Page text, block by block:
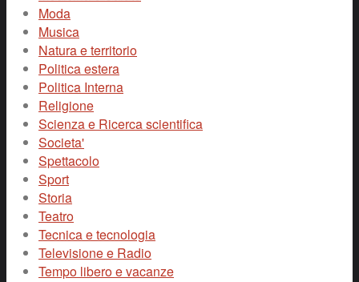
Moda
Musica
Natura e territorio
Politica estera
Politica Interna
Religione
Scienza e Ricerca scientifica
Societa'
Spettacolo
Sport
Storia
Teatro
Tecnica e tecnologia
Televisione e Radio
Tempo libero e vacanze